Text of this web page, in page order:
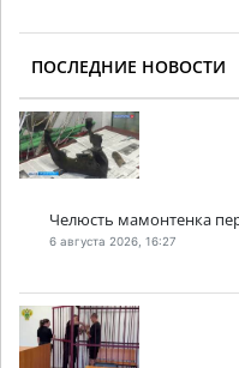
ПОСЛЕДНИЕ НОВОСТИ
Челюсть мамонтенка
6 августа 2026, 16:27